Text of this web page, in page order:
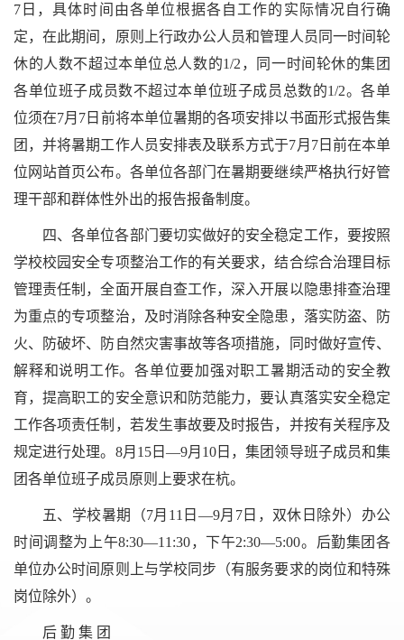
7日，具体时间由各单位根据各自工作的实际情况自行确
定，在此期间，原则上行政办公人员和管理人员同一时间轮
休的人数不超过本单位总人数的1/2，同一时间轮休的集团
各单位班子成员数不超过本单位班子成员总数的1/2。各单
位须在7月7日前将本单位暑期的各项安排以书面形式报告集
团，并将暑期工作人员安排表及联系方式于7月7日前在本单
位网站首页公布。各单位各部门在暑期要继续严格执行好管
理干部和群体性外出的报告报备制度。
四、各单位各部门要切实做好的安全稳定工作，要按照
学校校园安全专项整治工作的有关要求，结合综合治理目标
管理责任制，全面开展自查工作，深入开展以隐患排查治理
为重点的专项整治，及时消除各种安全隐患，落实防盗、防
火、防破坏、防自然灾害事故等各项措施，同时做好宣传、
解释和说明工作。各单位要加强对职工暑期活动的安全教
育，提高职工的安全意识和防范能力，要认真落实安全稳定
工作各项责任制，若发生事故要及时报告，并按有关程序及
规定进行处理。8月15日—9月10日，集团领导班子成员和集
团各单位班子成员原则上要求在杭。
五、学校暑期（7月11日—9月7日，双休日除外）办公
时间调整为上午8:30—11:30，下午2:30—5:00。后勤集团各
单位办公时间原则上与学校同步（有服务要求的岗位和特殊
岗位除外）。
后 勤 集 团